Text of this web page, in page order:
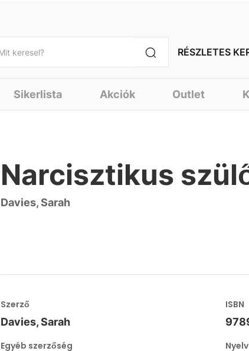
RÉSZLETES
Sikerlista Akciók Outlet
Narcisztikus
Davies, Sarah
Szerző
Davies, Sarah
ISBN
Egyéb szerzőség Nyelv